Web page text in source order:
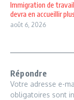
Immigration de
devra en accueillir plus
août 6, 2026
Répondre
Votre adresse e-
obligatoires sont